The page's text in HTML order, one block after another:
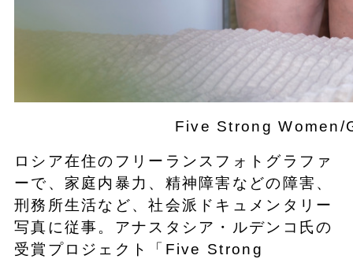
Five Strong Women/
ロシア在住のフリーランスフォトグラファ
ーで、家庭内暴力、精神障害などの障害、
刑務所生活など、社会派ドキュメンタリー
写真に従事。アナスタシア・ルデンコ氏の
受賞プロジェクト「Five Strong